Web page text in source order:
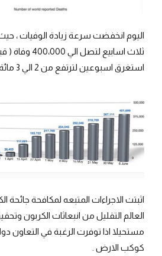
اليوم انخفضت سرعة زيادة الوفيات ،
ثلاث اسابيع لتصل الي
استغرق اسبوعين لترتفع من 2 الي 3 مائة الف وفاة
اثبتت الاجراءات المتبعه لمكافحة جائحة
العالم التقليل من انبعاثات الكربون
مستحيلا اذا توفرت الرغبة في التعاون
كوكب الارض .